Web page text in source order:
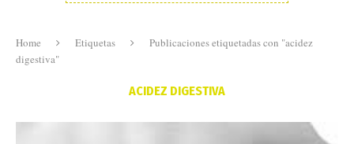
Home Etiquetas
Publicaciones etiquetadas con "acidez
digestiva"
ACIDEZ DIGESTIVA